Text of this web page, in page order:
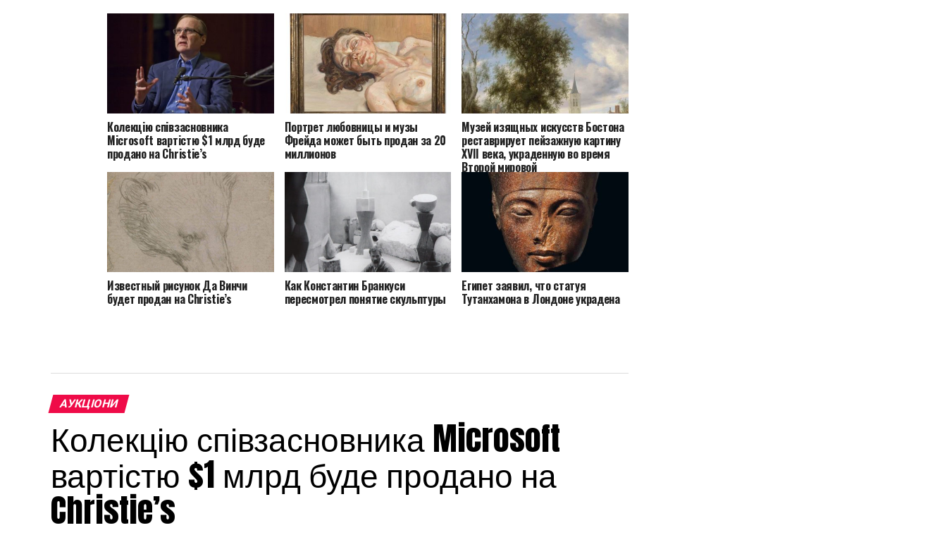
Колекцію співзасновника
Microsoft вартістю $1 млрд буде
продано на Christie’s
Портрет любовницы и музы
Фрейда может быть продан за 20
миллионов
Музей изящных искусств Бостона
реставрирует пейзажную картину
XVII века, украденную во время
Второй мировой
Известный рисунок Да Винчи
будет продан на Christie’s
Как Константин Бранкуси
пересмотрел понятие скульптуры
Египет заявил, что статуя
Тутанхамона в Лондоне украдена
АУКЦІОНИ
Колекцію співзасновника Microsoft
вартістю $1 млрд буде продано на
Christie’s